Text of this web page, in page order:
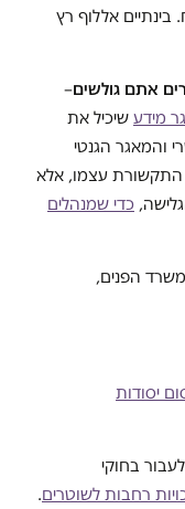
אללוף רץ
–
מידע שיכיל את
והמאגר הגנטי
התקשורת עצמו, אלא
כדי שמנהלים
הפנים,
יסודות
בחוקי
רחבות לשוטרים.